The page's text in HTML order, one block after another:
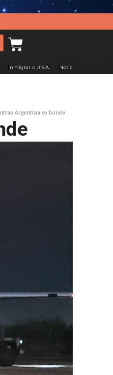
Inmigrar a U.S.A. Noticias Argentina
Argentina se hunde